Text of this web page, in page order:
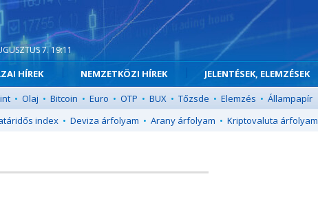
7. 19:11
HÍREK NEMZETKÖZI HÍREK JELENTÉSEK, ELEMZÉSEK
• Olaj • Bitcoin • Euro • OTP • BUX • Tőzsde • Elemzés • Állampapír
index • Deviza árfolyam • Arany árfolyam • Kriptovaluta árfolyam